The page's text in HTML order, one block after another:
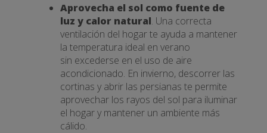
Aprovecha el sol como fuente de
luz y calor natural. Una correcta
ventilación del hogar te ayuda a mantener
la temperatura ideal en verano
sin excederse en el uso de aire
acondicionado. En invierno, descorrer las
cortinas y abrir las persianas te permite
aprovechar los rayos del sol para iluminar
el hogar y mantener un ambiente más
cálido.